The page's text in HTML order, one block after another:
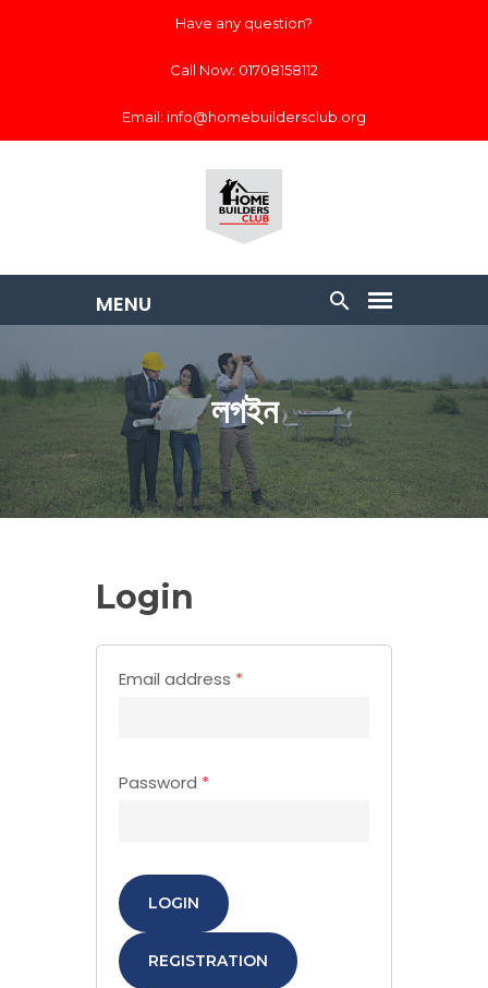
Have any question?
Call Now: 01708158112
Email: info@homebuildersclub.org
লগইন
Login
Email address *
Password *
LOGIN
REGISTRATION